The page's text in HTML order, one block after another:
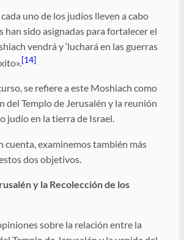
uno de los judíos lleven a cabo
han sido asignadas para fortalecer el
vendrá y ‘luchará en las guerras
[14]
se refiere a este Moshiach como
del Templo de Jerusalén y la reunión
judío en la tierra de Israel.
cuenta, examinemos también más
dos objetivos.
y la Recolección de los
sobre la relación entre la